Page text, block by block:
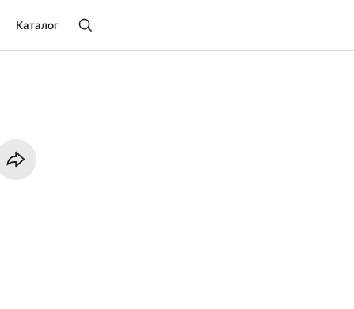
Каталог